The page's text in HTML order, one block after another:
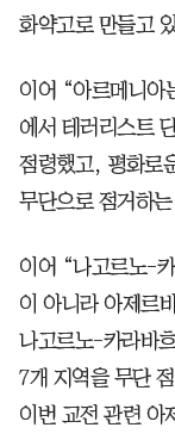
화약고로 만들고
이어 “아르메니아
에서 테러리스트
점령했고, 평화로
무단으로 점거하
이어 “나고르노-
이 아니라 아제르
나고르노-카라바
7개 지역을 무단
이번 교전 관련 아